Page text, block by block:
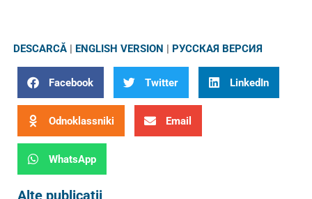
DESCARCĂ | ENGLISH VERSION | РУССКАЯ ВЕРСИЯ
Facebook Twitter LinkedIn
Odnoklassniki Email
WhatsApp
Alte publicații